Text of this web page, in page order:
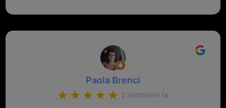
Paola Brenci
2 settimane fa